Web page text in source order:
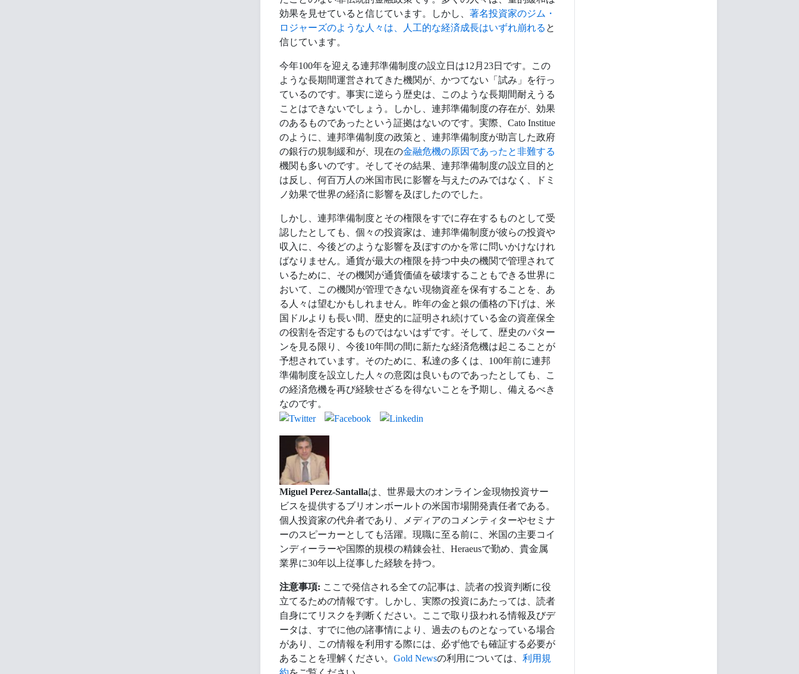
効果を見せていると信じています。しかし、 著名投資家のジム・
ロジャーズのような人々は、人工的な経済成長はいずれ崩れる と
信じています。
今年100年を迎える連邦準備制度の設立日は12月23日です。この
ような長期間運営されてきた機関が、かつてない「試み」を行っ
ているのです。事実に逆らう歴史は、このような長期間耐えうる
ことはできないでしょう。しかし、連邦準備制度の存在が、効果
のあるものであったという証拠はないのです。実際、Cato Institue
のように、連邦準備制度の政策と、連邦準備制度が助言した政府
の銀行の規制緩和が、現在の金融危機の原因であったと非難する
機関も多いのです。そしてその結果、連邦準備制度の設立目的と
は反し、何百万人の米国市民に影響を与えたのみではなく、ドミ
ノ効果で世界の経済に影響を及ぼしたのでした。
しかし、連邦準備制度とその権限をすでに存在するものとして受
認したとしても、個々の投資家は、連邦準備制度が彼らの投資や
収入に、今後どのような影響を及ぼすのかを常に問いかけなけれ
ばなりません。通貨が最大の権限を持つ中央の機関で管理されて
いるために、その機関が通貨価値を破壊することもできる世界に
おいて、この機関が管理できない現物資産を保有することを、あ
る人々は望むかもしれません。昨年の金と銀の価格の下げは、米
国ドルよりも長い間、歴史的に証明され続けている金の資産保全
の役割を否定するものではないはずです。そして、歴史のパター
ンを見る限り、今後10年間の間に新たな経済危機は起こることが
予想されています。そのために、私達の多くは、100年前に連邦
準備制度を設立した人々の意図は良いものであったとしても、こ
の経済危機を再び経験せざるを得ないことを予期し、備えるべき
なのです。
Miguel Perez-Santallaは、世界最大のオンライン金現物投資サー
ビスを提供するブリオンボールトの米国市場開発責任者である。
個人投資家の代弁者であり、メディアのコメンティターやセミナ
ーのスピーカーとしても活躍。現職に至る前に、米国の主要コイ
ンディーラーや国際的規模の精錬会社、Heraeusで勤め、貴金属
業界に30年以上従事した経験を持つ。
注意事項: ここで発信される全ての記事は、読者の投資判断に役
立てるための情報です。しかし、実際の投資にあたっては、読者
自身にてリスクを判断ください。ここで取り扱われる情報及びデ
ータは、すでに他の諸事情により、過去のものとなっている場合
があり、この情報を利用する際には、必ず他でも確証する必要が
あることを理解ください。 Gold Newsの利用については、 利用規